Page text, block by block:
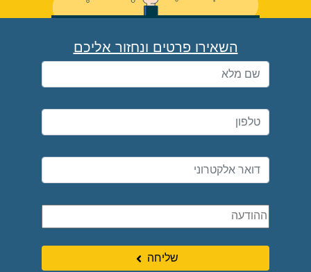
השאירו פרטים ונחזור אליכם
שליחה